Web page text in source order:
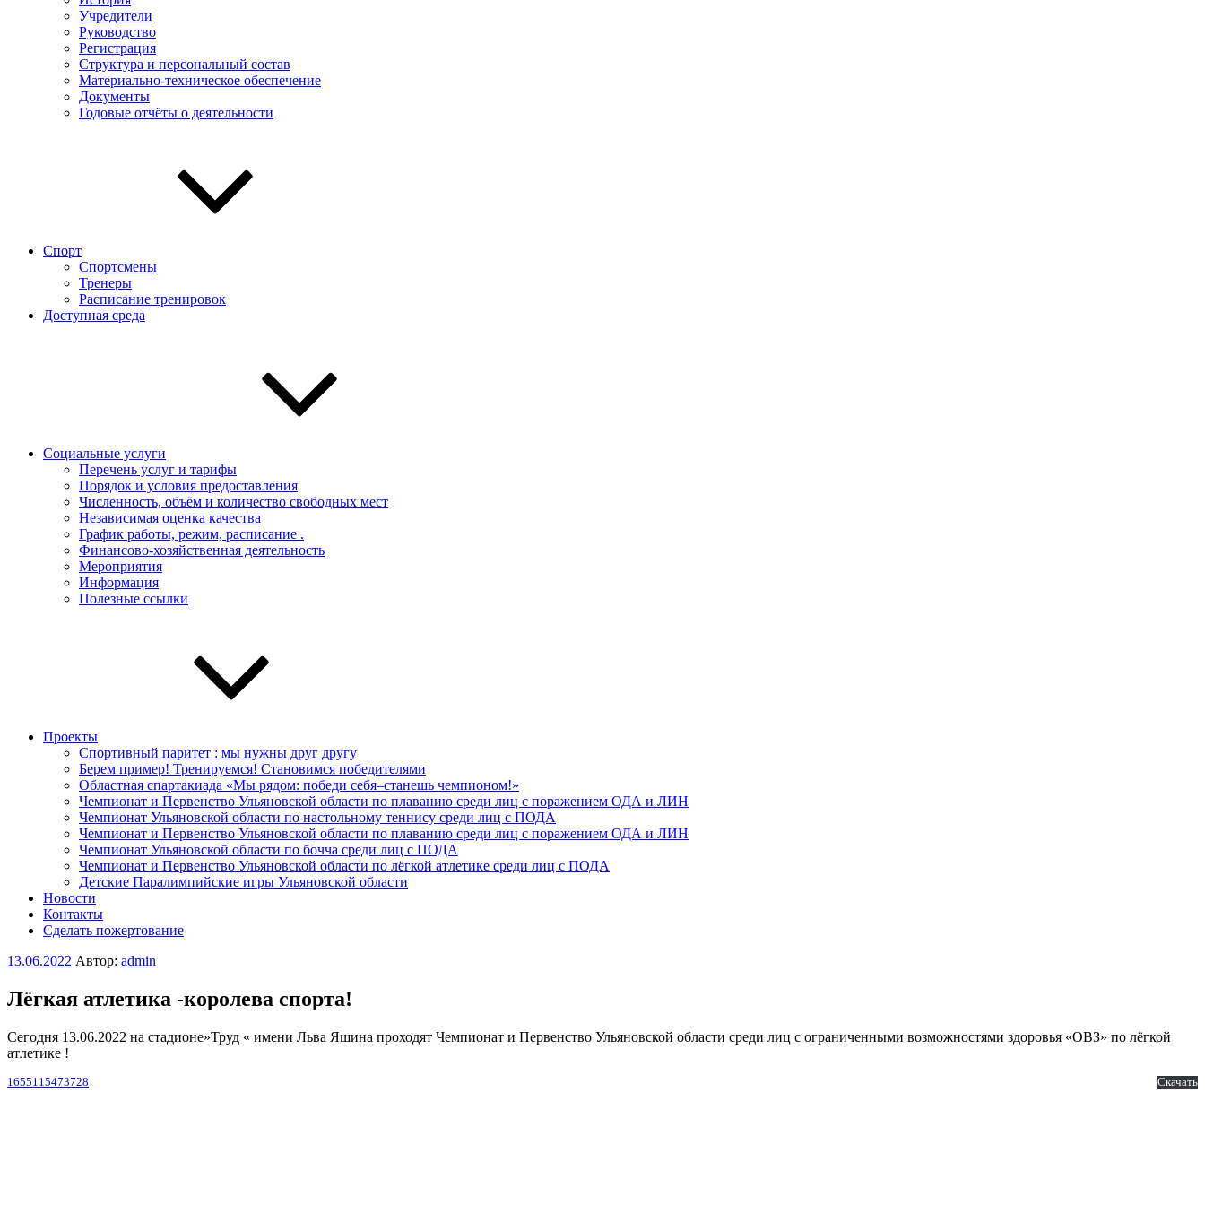
Учредители
Руководство
Регистрация
Структура и персональный состав
Материально-техническое обеспечение
Документы
Годовые отчёты о деятельности
Спорт
Спортсмены
Тренеры
Расписание тренировок
Доступная среда
Социальные услуги
Перечень услуг и тарифы
Порядок и условия предоставления
Численность, объём и количество свободных мест
Независимая оценка качества
График работы, режим, расписание .
Финансово-хозяйственная деятельность
Мероприятия
Информация
Полезные ссылки
Проекты
Спортивный паритет : мы нужны друг другу
Берем пример! Тренируемся! Становимся победителями
Областная спартакиада «Мы рядом: победи себя–станешь чемпионом!»
Чемпионат и Первенство Ульяновской области по плаванию среди лиц с поражением ОДА и ЛИН
Чемпионат Ульяновской области по настольному теннису среди лиц с ПОДА
Чемпионат и Первенство Ульяновской области по плаванию среди лиц с поражением ОДА и ЛИН
Чемпионат Ульяновской области по бочча среди лиц с ПОДА
Чемпионат и Первенство Ульяновской области по лёгкой атлетике среди лиц с ПОДА
Детские Паралимпийские игры Ульяновской области
Новости
Контакты
Сделать пожертование
Опубликовано
13.06.2022 Автор: admin
Лёгкая атлетика -королева спорта!
Сегодня 13.06.2022 на стадионе»Труд « имени Льва Яшина проходят Чемпионат и Первенство Ульяновской области среди лиц с ограниченными возможностями здоровья «ОВЗ» по лёгкой
атлетике !
1655115473728 Скачать